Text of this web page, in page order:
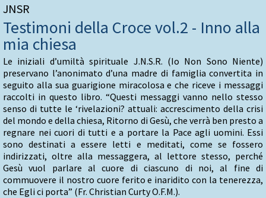
JNSR
Testimoni della Croce vol.2 - Inno alla
mia chiesa
Le iniziali d’umiltà spirituale J.N.S.R. (Io Non Sono Niente)
preservano l’anonimato d’una madre di famiglia convertita in
seguito alla sua guarigione miracolosa e che riceve i messaggi
raccolti in questo libro. “Questi messaggi vanno nello stesso
senso di tutte le ‘rivelazioni? attuali: accrescimento della crisi
del mondo e della chiesa, Ritorno di Gesù, che verrà ben presto a
regnare nei cuori di tutti e a portare la Pace agli uomini. Essi
sono destinati a essere letti e meditati, come se fossero
indirizzati, oltre alla messaggera, al lettore stesso, perché
Gesù vuol parlare al cuore di ciascuno di noi, al fine di
commuovere il nostro cuore ferito e inaridito con la tenerezza,
che Egli ci porta” (Fr. Christian Curty O.F.M.).